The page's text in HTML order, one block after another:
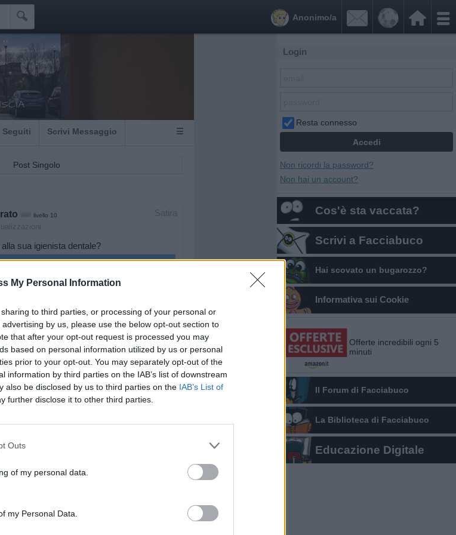
My Personal Information
to third parties, or processing of your personal or
by us, please use the below opt-out section to
that after your opt-out request is processed you may
based on personal information utilized by us or personal
prior to your opt-out. You may separately opt-out of the
information by third parties on the IAB’s list of downstream
also be disclosed by us to third parties on the IAB’s List of
further disclose it to other third parties.
Outs
of my personal data.
my Personal Data.
 

Anonimo/a
Seguiti Scrivi Messaggio ☰
Post Singolo
Satira
livello 10
sua igienista dentale?
Link 
Login
Resta connesso
Non ricordi la password?
Non hai un account?
Cos'è sta vaccata?
Scrivi a Facciabuco
Hai scovato un bugarozzo?
Informativa sui Cookie
Offerte incredibili ogni 5
minuti
Il Forum di Facciabuco
La Biblioteca di Facciabuco
Educazione Digitale